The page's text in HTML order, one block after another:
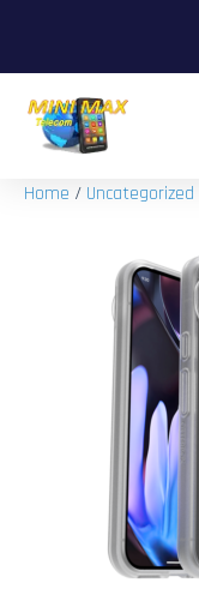
Home / Uncategorized